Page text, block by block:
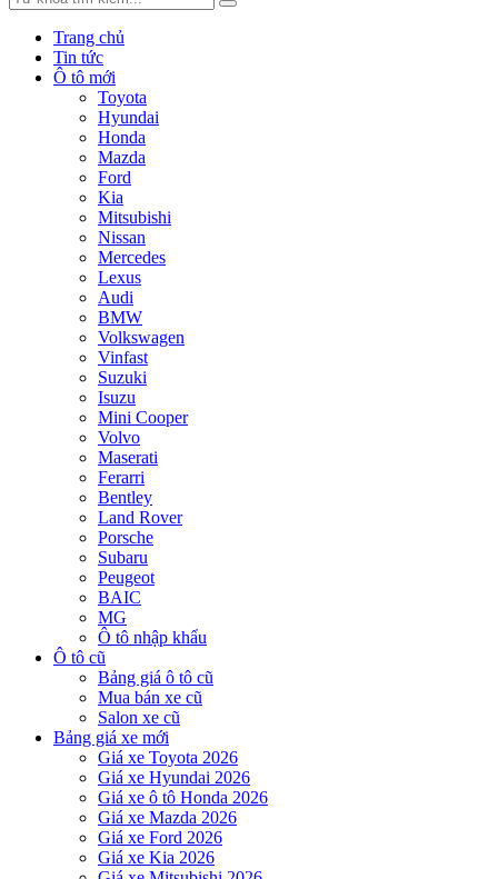
Trang chủ
Tin tức
Ô tô mới
Toyota
Hyundai
Honda
Mazda
Ford
Kia
Mitsubishi
Nissan
Mercedes
Lexus
Audi
BMW
Volkswagen
Vinfast
Suzuki
Isuzu
Mini Cooper
Volvo
Maserati
Ferarri
Bentley
Land Rover
Porsche
Subaru
Peugeot
BAIC
MG
Ô tô nhập khẩu
Ô tô cũ
Bảng giá ô tô cũ
Mua bán xe cũ
Salon xe cũ
Bảng giá xe mới
Giá xe Toyota 2026
Giá xe Hyundai 2026
Giá xe ô tô Honda 2026
Giá xe Mazda 2026
Giá xe Ford 2026
Giá xe Kia 2026